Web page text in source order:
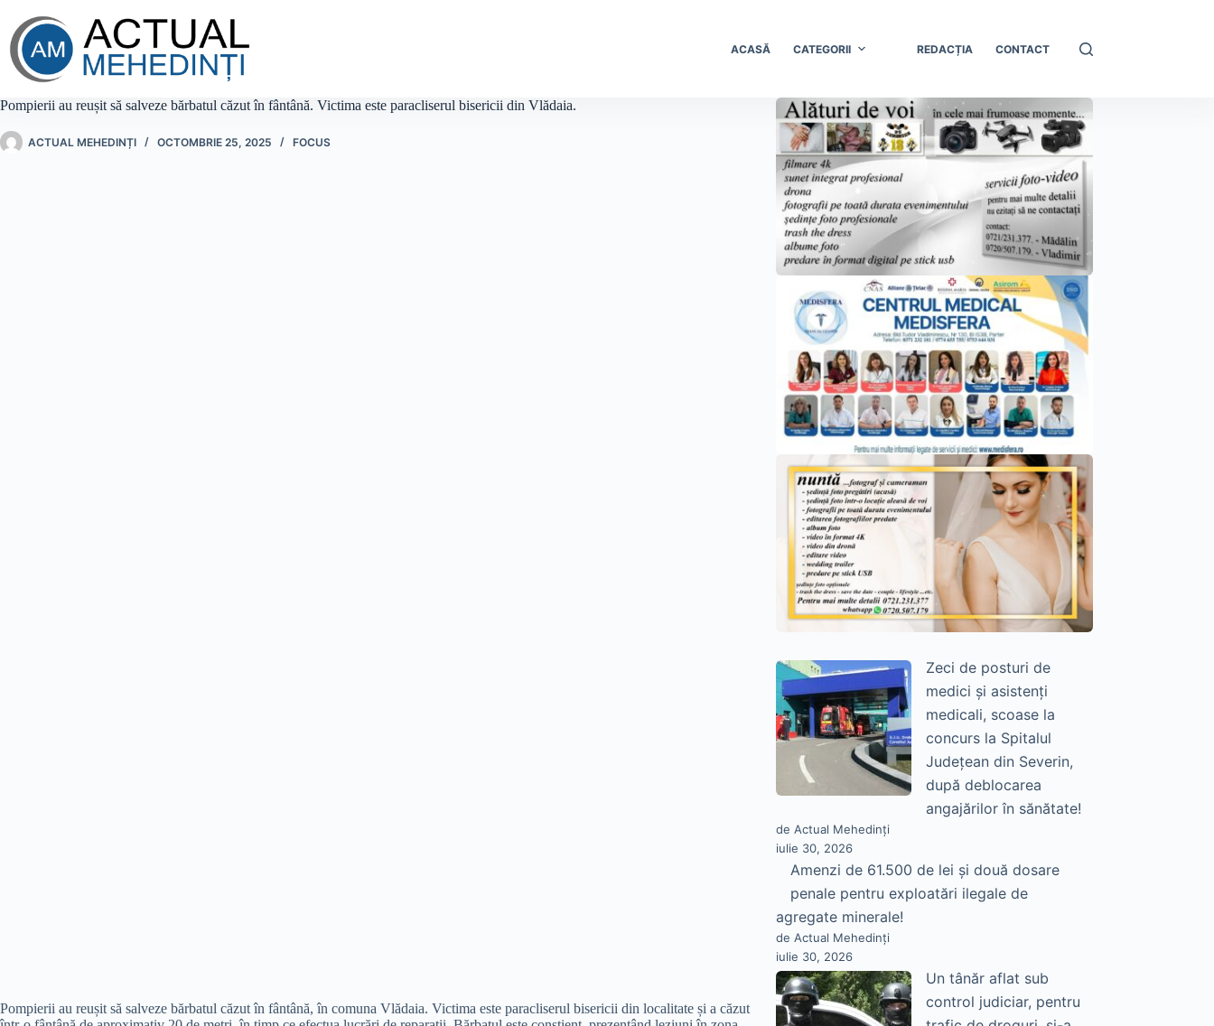
conținut
ACASĂ CATEGORII REDACȚIA CONTACT
Pompierii au reușit să salveze bărbatul căzut în fântână. Victima este paracliserul bisericii din Vlădaia.
ACTUAL MEHEDINȚI OCTOMBRIE 25, 2025 FOCUS
Pompierii au reușit să salveze bărbatul căzut în fântână, în comuna Vlădaia. Victima este paracliserul bisericii din localitate și a căzut
Zeci de posturi de
medici și asistenți
medicali, scoase la
concurs la Spitalul
Județean din Severin,
după deblocarea
angajărilor în sănătate!
de Actual Mehedinți
iulie 30, 2026
Amenzi de 61.500 de lei și două dosare
penale pentru exploatări ilegale de
agregate minerale!
de Actual Mehedinți
iulie 30, 2026
Un tânăr aflat sub
control judiciar, pentru